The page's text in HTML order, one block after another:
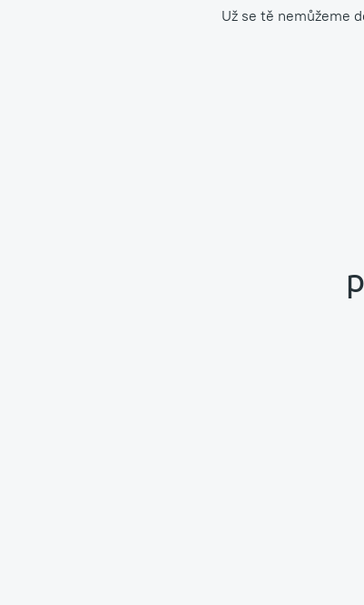
Už se tě nemůžeme